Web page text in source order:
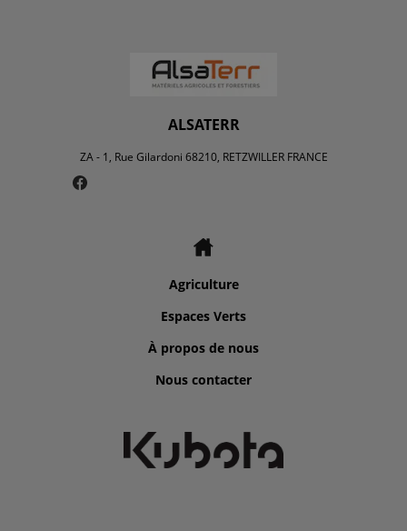
ALSATERR
ZA - 1, Rue Gilardoni 68210, RETZWILLER FRANCE
Agriculture
Espaces Verts
À propos de nous
Nous contacter